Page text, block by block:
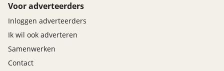
Voor adverteerders
Inloggen adverteerders
Ik wil ook adverteren
Samenwerken
Contact